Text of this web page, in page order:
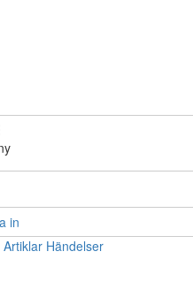
in
Artiklar Händelser